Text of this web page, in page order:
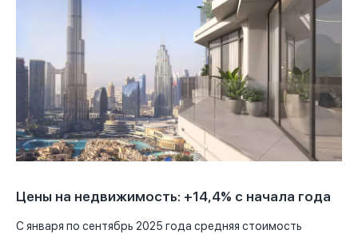
Цены на недвижимость: +14,4% с начала года
С января по сентябрь 2025 года средняя стоимость